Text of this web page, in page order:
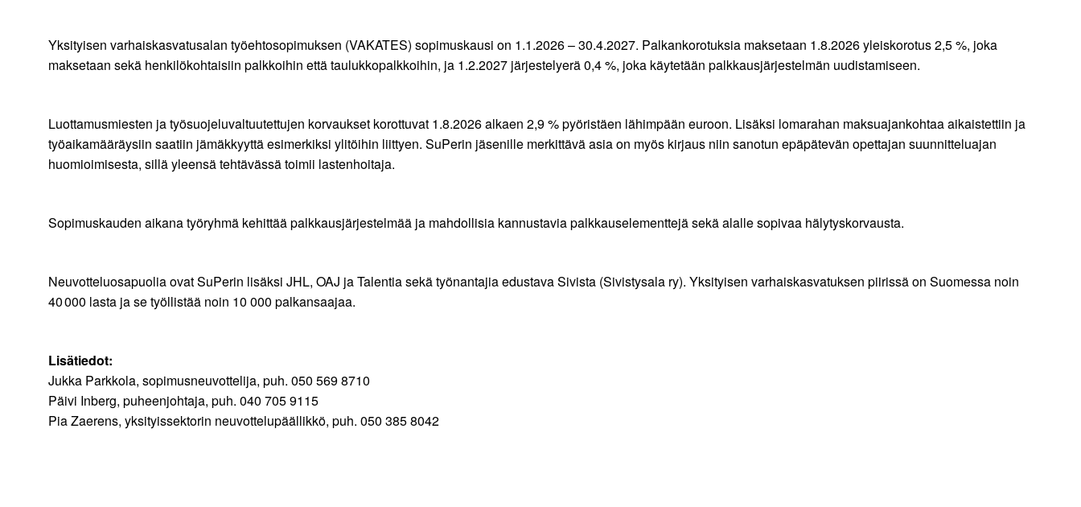
Yksityisen varhaiskasvatusalan työehtosopimuksen (VAKATES) sopimuskausi on 1.1.2026 – 30.4.2027. Palkankorotuksia maksetaan 1.8.2026 yleiskorotus 2,5 %, joka
maksetaan sekä henkilökohtaisiin palkkoihin että taulukkopalkkoihin, ja 1.2.2027 järjestelyerä 0,4 %, joka käytetään palkkausjärjestelmän uudistamiseen.
Luottamusmiesten ja työsuojeluvaltuutettujen korvaukset korottuvat 1.8.2026 alkaen 2,9 % pyöristäen lähimpään euroon. Lisäksi lomarahan maksuajankohtaa aikaistettiin ja
työaikamääräysiin saatiin jämäkkyyttä esimerkiksi ylitöihin liittyen. SuPerin jäsenille merkittävä asia on myös kirjaus niin sanotun epäpätevän opettajan suunnitteluajan
huomioimisesta, sillä yleensä tehtävässä toimii lastenhoitaja.
Sopimuskauden aikana työryhmä kehittää palkkausjärjestelmää ja mahdollisia kannustavia palkkauselementtejä sekä alalle sopivaa hälytyskorvausta.
Neuvotteluosapuolia ovat SuPerin lisäksi JHL, OAJ ja Talentia sekä työnantajia edustava Sivista (Sivistysala ry). Yksityisen varhaiskasvatuksen piirissä on Suomessa noin
40 000 lasta ja se työllistää noin 10 000 palkansaajaa.
Lisätiedot:
Jukka Parkkola, sopimusneuvottelija, puh. 050 569 8710
Päivi Inberg, puheenjohtaja, puh. 040 705 9115
Pia Zaerens, yksityissektorin neuvottelupäällikkö, puh. 050 385 8042